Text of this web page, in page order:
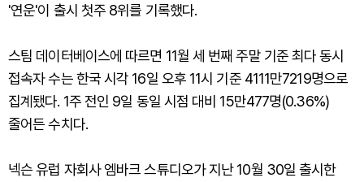
'연운'이 출시 첫주 8위를 기록했다.
스팀 데이터베이스에 따르면 11월 세 번째 주말 기준 최다 동시
접속자 수는 한국 시각 16일 오후 11시 기준 4111만7219명으로
집계됐다. 1주 전인 9일 동일 시점 대비 15만477명(0.36%)
줄어든 수치다.
넥슨 유럽 자회사 엠바크 스튜디오가 지난 10월 30일 출시한